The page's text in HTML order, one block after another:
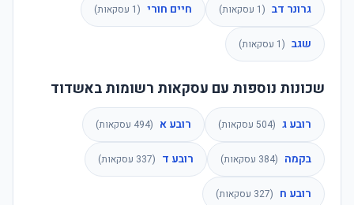
גרונר דב (
1 עסקאות) חיים חורי (
1 עסקאות)
שגב (
1 עסקאות)
שכונות נוספות עם עסקאות רשומות באשדוד
רובע ג (
504 עסקאות) רובע א (
494 עסקאות)
בקמה (
384 עסקאות) רובע ד (
337 עסקאות)
רובע ח (
327 עסקאות)